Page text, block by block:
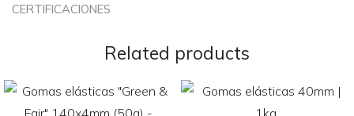
CERTIFICACIONES
Related products